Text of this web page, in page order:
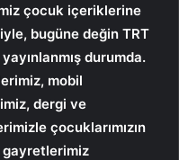
çocuk içeriklerine
bugüne değin TRT
durumda.
mobil
dergi ve
çocuklarımızın
gayretlerimiz